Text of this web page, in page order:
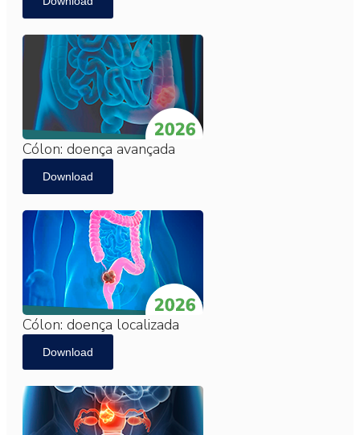
Cólon: doença avançada
Download
Cólon: doença localizada
Download